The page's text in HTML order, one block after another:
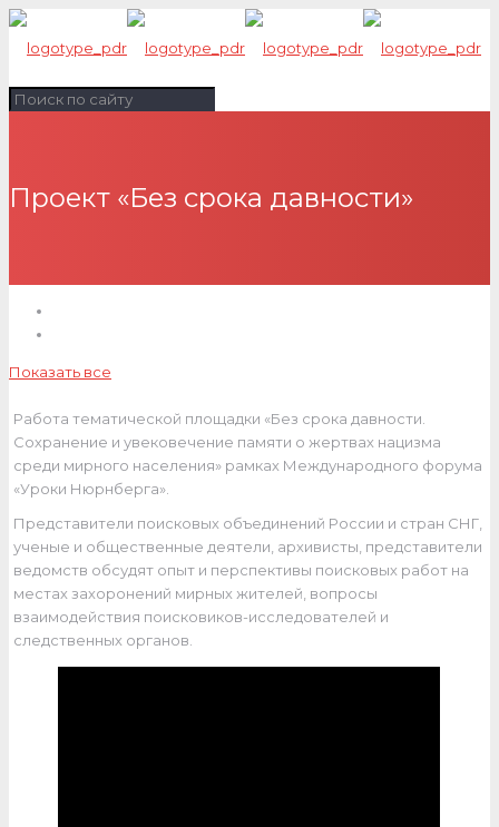
Проект «Без срока давности»
Показать все
Работа тематической площадки «Без срока давности.
Сохранение и увековечение памяти о жертвах нацизма
среди мирного населения» рамках Международного форума
«Уроки Нюрнберга».
Представители поисковых объединений России и стран СНГ,
ученые и общественные деятели, архивисты, представители
ведомств обсудят опыт и перспективы поисковых работ на
местах захоронений мирных жителей, вопросы
взаимодействия поисковиков-исследователей и
следственных органов.